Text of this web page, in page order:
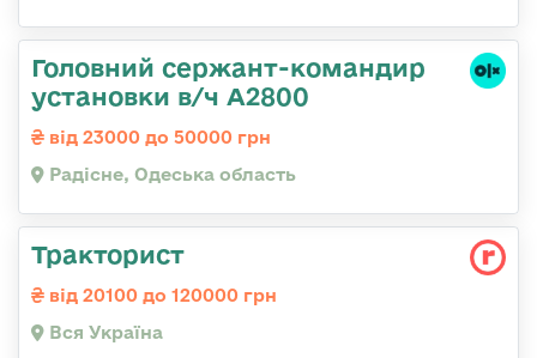
Головний сержант-командир
установки в/ч А2800
від 23000 до 50000 грн
Радісне, Одеська область
Тракторист
від 20100 до 120000 грн
Вся Україна